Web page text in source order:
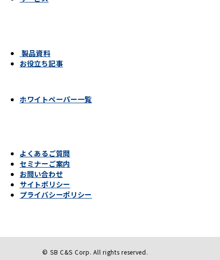
製品資料
お役立ち記事
ホワイトペーパー一覧
よくあるご質問
セミナーご案内
お問い合わせ
サイトポリシー
プライバシーポリシー
© SB C&S Corp. All rights reserved.